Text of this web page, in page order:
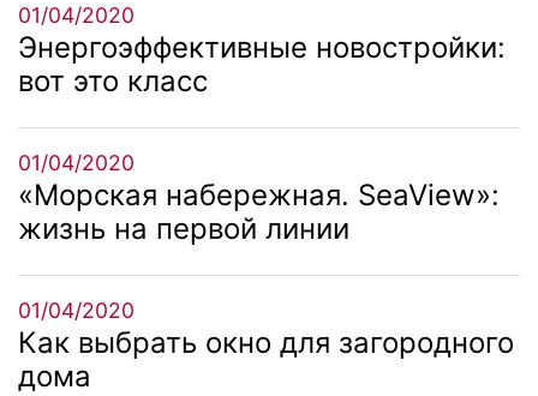
01/04/2020
Энергоэффективные новостройки:
вот это класс
01/04/2020
«Морская набережная. SeaView»:
жизнь на первой линии
01/04/2020
Как выбрать окно для загородного
дома